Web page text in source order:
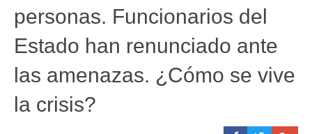
personas. Funcionarios del
Estado han renunciado ante
las amenazas. ¿Cómo se vive
la crisis?